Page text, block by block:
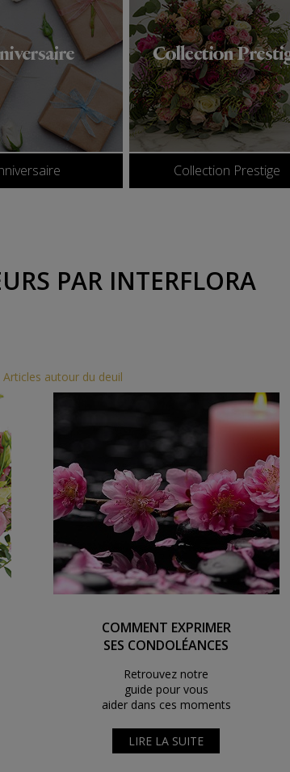
Collection Prestige
PAR INTERFLORA
Articles autour du deuil
COMMENT EXPRIMER
SES CONDOLÉANCES
Retrouvez notre
guide pour vous
aider dans ces moments
LIRE LA SUITE